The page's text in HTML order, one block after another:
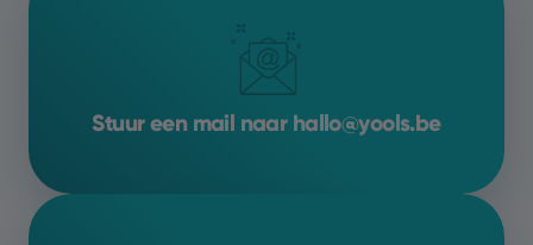
zoekalgoritmen en concurrentie
Stuur een mail naar hallo@yools.be